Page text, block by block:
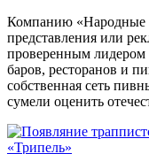
Компанию «Народные
представления или
проверенным
баров, ресторанов и
собственная сеть
сумели оценить